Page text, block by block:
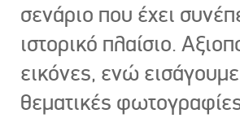
σενάριο που έχει
ιστορικό πλαίσιο.
εικόνες, ενώ
θεματικές